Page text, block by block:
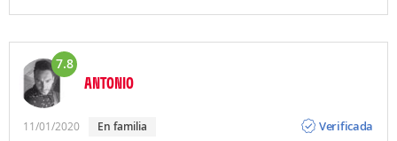
7.8
ANTONIO
11/01/2020 en familia
Verificada